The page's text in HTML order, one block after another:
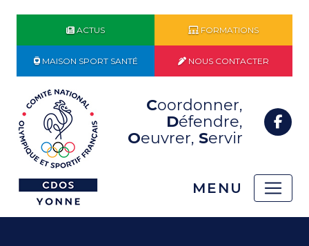
ACTUS FORMATIONS
MAISON SPORT SANTÉ NOUS CONTACTER
Coordonner,
Défendre,
Oeuvrer, Servir
MENU